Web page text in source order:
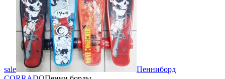
sale
Пенниборд